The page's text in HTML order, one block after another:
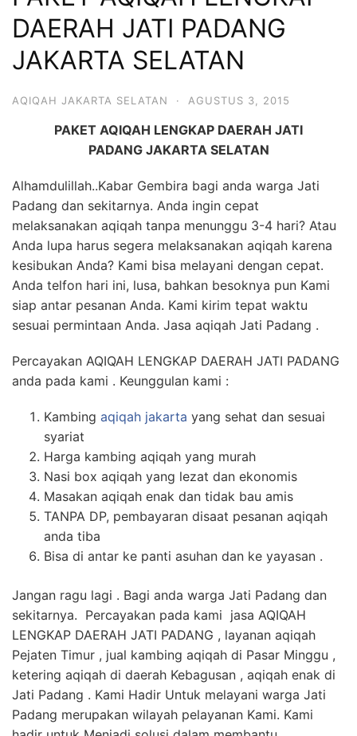
6713
DAERAH JATI PADANG
JAKARTA SELATAN
AQIQAH JAKARTA SELATAN · AGUSTUS 3, 2015
PAKET AQIQAH LENGKAP DAERAH JATI
PADANGJAKARTA SELATAN
Alhamdulillah..Kabar Gembira bagi anda warga Jati
Padang dan sekitarnya. Anda ingin cepat
melaksanakan aqiqah tanpa menunggu 3-4 hari? Atau
Anda lupa harus segera melaksanakan aqiqah karena
kesibukan Anda? Kami bisa melayani dengan cepat.
Anda telfon hari ini, lusa, bahkan besoknya pun Kami
siap antar pesanan Anda. Kami kirim tepat waktu
sesuai permintaan Anda. Jasa aqiqah Jati Padang .
Percayakan AQIQAH LENGKAP DAERAH JATI PADANG
anda pada kami . Keunggulan kami :
Kambing aqiqah jakarta yang sehat dan sesuai
syariat
Harga kambing aqiqah yang murah
Nasi box aqiqah yang lezat dan ekonomis
Masakan aqiqah enak dan tidak bau amis
TANPA DP, pembayaran disaat pesanan aqiqah
anda tiba
Bisa di antar ke panti asuhan dan ke yayasan .
Jangan ragu lagi . Bagi anda warga Jati Padang dan
sekitarnya. Percayakan pada kami jasa AQIQAH
LENGKAP DAERAH JATI PADANG , layanan aqiqah
Pejaten Timur , jual kambing aqiqah di Pasar Minggu ,
ketering aqiqah di daerah Kebagusan , aqiqah enak di
Jati Padang . Kami Hadir Untuk melayani warga Jati
Padang merupakan wilayah pelayanan Kami. Kami